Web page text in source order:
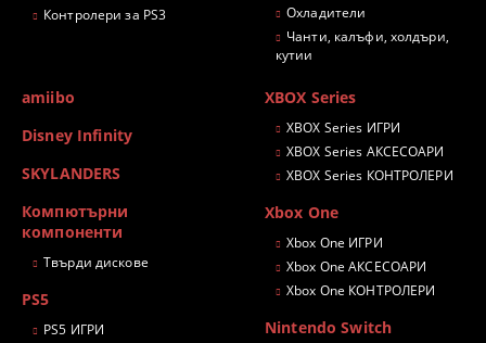
Контролери за PS3
Охладители
Чанти, калъфи, холдъри,
кутии
amiibo
Disney Infinity
SKYLANDERS
Компютърни
компоненти
Твърди дискове
PS5
PS5 ИГРИ
XBOX Series
XBOX Series ИГРИ
XBOX Series АКСЕСОАРИ
XBOX Series КОНТРОЛЕРИ
Xbox One
Xbox One ИГРИ
Xbox One АКСЕСОАРИ
Xbox One КОНТРОЛЕРИ
Nintendo Switch